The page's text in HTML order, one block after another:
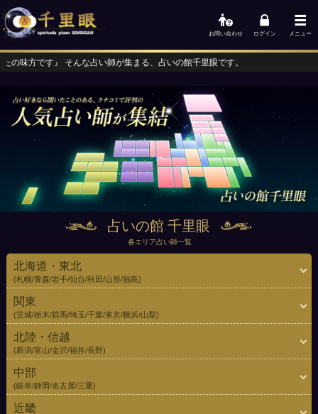
お問い合わせ ログイン メニュー
が集まる、占いの館千里眼です。
占いの館 千里眼
各エリア占い師一覧
北海道・東北
(札幌/青森/岩手/仙台/秋田/山形/福島)
関東
(茨城/栃木/群馬/埼玉/千葉/東京/横浜/山梨)
北陸・信越
(新潟/富山/金沢/福井/長野)
中部
(岐阜/静岡/名古屋/三重)
近畿